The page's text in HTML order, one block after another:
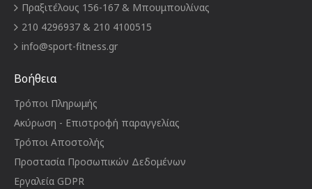
Πραξιτέλους 156-167 & Μπουμπουλίνας
210 4296937 & 210 4100515
info@sport-fitness.gr
Βοήθεια
Τρόποι Πληρωμής
Ακύρωση - Επιστροφή παραγγελίας
Τρόποι Αποστολής
Προστασία Προσωπικών Δεδομένων
Εργαλεία GDPR